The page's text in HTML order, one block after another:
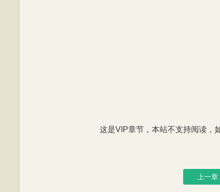
这是VIP章节，本站不支持阅读，
上一章